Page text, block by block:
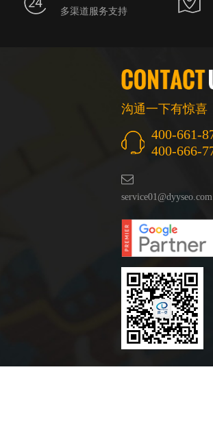
多渠道服务支持
沟通一下有惊喜
400-661-
400-666-
service01@dyyseo.com